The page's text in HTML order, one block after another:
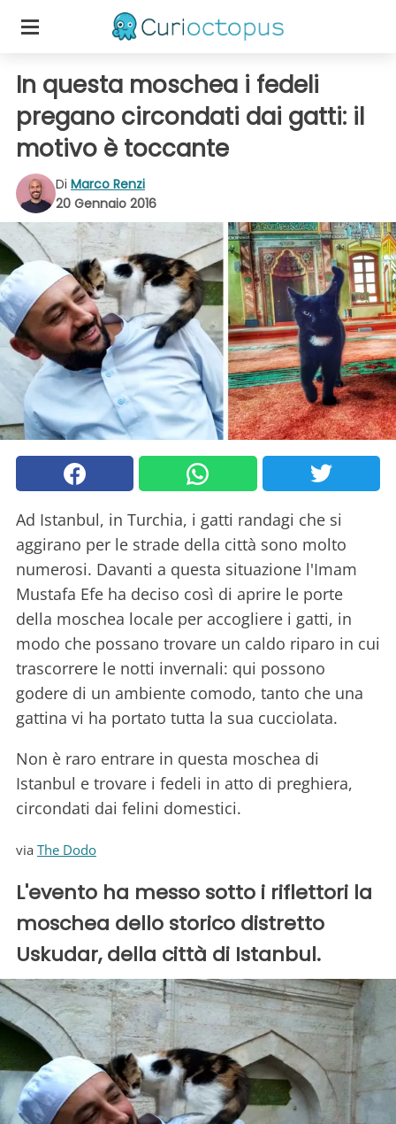
In questa moschea i fedeli
pregano circondati dai gatti: il
motivo è toccante
Di Marco Renzi
20 Gennaio 2016
Ad Istanbul, in Turchia, i gatti randagi che si
aggirano per le strade della città sono molto
numerosi. Davanti a questa situazione l'Imam
Mustafa Efe ha deciso così di aprire le porte
della moschea locale per accogliere i gatti, in
modo che possano trovare un caldo riparo in cui
trascorrere le notti invernali: qui possono
godere di un ambiente comodo, tanto che una
gattina vi ha portato tutta la sua cucciolata.
Non è raro entrare in questa moschea di
Istanbul e trovare i fedeli in atto di preghiera,
circondati dai felini domestici.
via The Dodo
L'evento ha messo sotto i riflettori la
moschea dello storico distretto
Uskudar, della città di Istanbul.